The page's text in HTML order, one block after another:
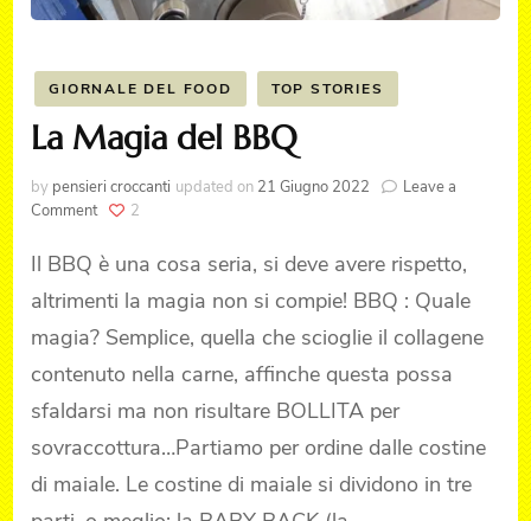
GIORNALE DEL FOOD TOP STORIES
La Magia del BBQ
by pensieri croccanti updated on 21 Giugno 2022
Leave a
Commenton
Magia
BBQ
2
Il BBQ è una cosa seria, si deve avere rispetto,
altrimenti la magia non si compie! BBQ : Quale
magia? Semplice, quella che scioglie il collagene
contenuto nella carne, affinche questa possa
sfaldarsi ma non risultare BOLLITA per
sovraccottura…Partiamo per ordine dalle costine
di maiale. Le costine di maiale si dividono in tre